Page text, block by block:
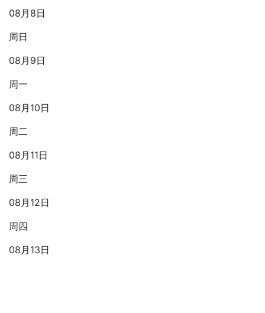
08月8日
周日
08月9日
周一
08月10日
周二
08月11日
周三
08月12日
周四
08月13日